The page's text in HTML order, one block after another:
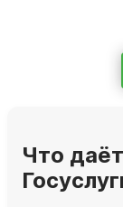
Что